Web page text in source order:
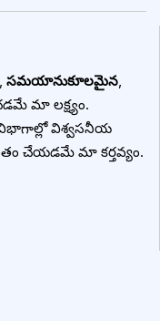
సమయానుకూలమైన
మా లక్ష్యం.
విశ్వసనీయ
చేయడమే మా కర్తవ్యం.